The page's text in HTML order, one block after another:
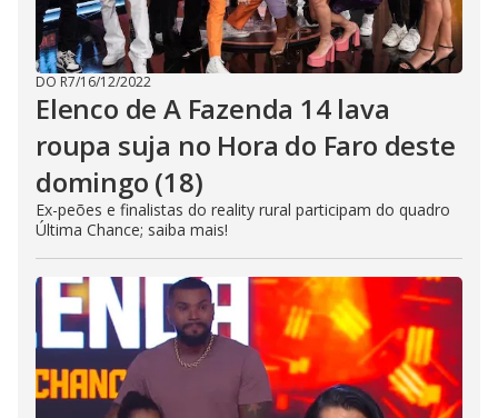
DO R7/16/12/2022
Elenco de A Fazenda 14 lava
roupa suja no Hora do Faro deste
domingo (18)
Ex-peões e finalistas do reality rural participam do quadro
Última Chance; saiba mais!